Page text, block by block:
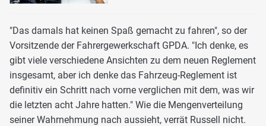
"Das damals hat keinen Spaß gemacht zu fahren", so der
Vorsitzende der Fahrergewerkschaft GPDA. "Ich denke, es
gibt viele verschiedene Ansichten zu dem neuen Reglement
insgesamt, aber ich denke das Fahrzeug-Reglement ist
definitiv ein Schritt nach vorne verglichen mit dem, was wir
die letzten acht Jahre hatten." Wie die Mengenverteilung
seiner Wahrnehmung nach aussieht, verrät Russell nicht.